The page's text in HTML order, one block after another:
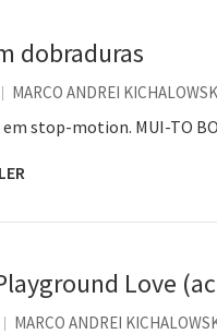
dobraduras
MARCO ANDREI
stop-motion. MUI-TO
Love
MARCO ANDREI